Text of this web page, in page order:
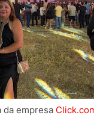
da empresa